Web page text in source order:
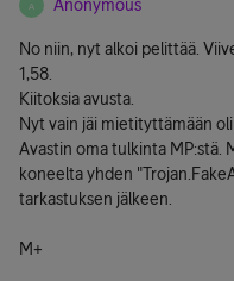
A Anonymous
No niin, nyt alkoi pelittää.
1,58.
Kiitoksia avusta.
Nyt vain jäi mietityttämään
Avastin oma tulkinta MP:stä.
koneelta yhden
tarkastuksen jälkeen.
M+